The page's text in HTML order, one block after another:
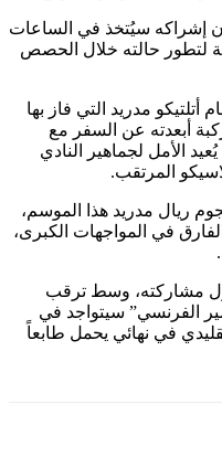
سيُتخذ في الساعات
حالته خلال الحصص
التي فاز بها
عن السفر مع
لجماهير النادي
هذا الموسم،
المواجهات الكبرى،
وسط ترقب
سيتواجد في
نهائي يحمل طابعاً